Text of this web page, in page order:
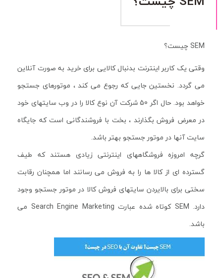
SEM چیست؟
وقتی یک کاربر اینترنت بدنبال کالایی برای خرید به صورت آنلاین
می گردد. نخستین جایی که رجوع می کند ، موتورهای جستجو
خواهد بود. حال اگر 50 شرکت آن نوع کالا را در وب سایتهای خود
در معرض فروش بگذارند ، بخت با فروشندگانی است که جایگاه
سایت آنها در موتور جستجو بهتر باشد.
گرچه امروزه فروشگاههای اینترنتی زیادی هستند که طیف
گسترده ای از کالا ها را به فروش می رسانند اما همچنان رقابت
سختی برای بالایردن سایتهای فروش کالا در موتور جستجو وجود
دارد. SEM کوتاه شده عبارت Search Engine Marketing می
باشد.